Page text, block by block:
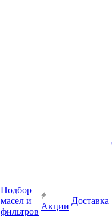
Подбор
масел и
фильтров
Акции
Доставка